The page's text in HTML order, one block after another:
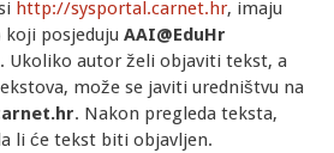
http://sysportal.carnet.hr, imaju
posjeduju AAI@EduHr
autor želi objaviti tekst, a
može se javiti uredništvu na
. Nakon pregleda teksta,
li će tekst biti objavljen.